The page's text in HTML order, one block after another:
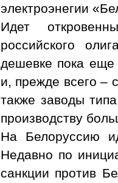
электроэнегии
Идет
российского
дешевке пока еще
и, прежде всего –
также заводы
производству
На Белоруссию
Недавно по
санкции против